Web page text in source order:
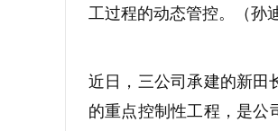
工过程的动态管控。（孙
近日，三公司承建的新田
的重点控制性工程，是公